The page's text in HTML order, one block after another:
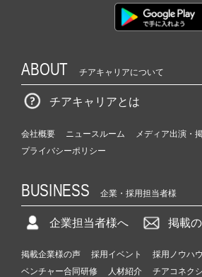
ABOUT チアキャリアについて
チアキャリアとは
会社概要 ニュースルーム
メディア出演・
プライバシーポリシー
BUSINESS 企業・採用担当者様
企業担当者様へ 掲載
掲載企業様の声 採用イベント 採用ノウハウ
ベンチャー合同研修
人材紹介 チアコネク